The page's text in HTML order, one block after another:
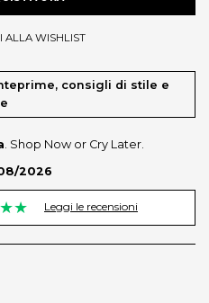
ALLA WISHLIST
consigli di stile e
. Shop Now or Cry Later.
2026
Leggi le recensioni